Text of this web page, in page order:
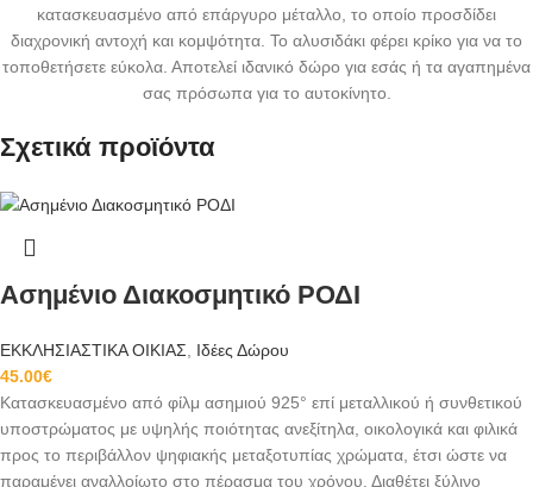
κατασκευασμένο από επάργυρο μέταλλο, το οποίο προσδίδει
διαχρονική αντοχή και κομψότητα. Το αλυσιδάκι φέρει κρίκο για να το
τοποθετήσετε εύκολα. Αποτελεί ιδανικό δώρο για εσάς ή τα αγαπημένα
σας πρόσωπα για το αυτοκίνητο.
Σχετικά προϊόντα
Ασημένιο Διακοσμητικό ΡΟΔΙ
ΕΚΚΛΗΣΙΑΣΤΙΚΑ ΟΙΚΙΑΣ
Ιδέες Δώρου
45.00€
Κατασκευασμένο από φίλμ ασημιού 925° επί μεταλλικού ή συνθετικού
υποστρώματος με υψηλής ποιότητας ανεξίτηλα, οικολογικά και φιλικά
προς το περιβάλλον ψηφιακής μεταξοτυπίας χρώματα, έτσι ώστε να
παραμένει αναλλοίωτο στο πέρασμα του χρόνου. Διαθέτει ξύλινο